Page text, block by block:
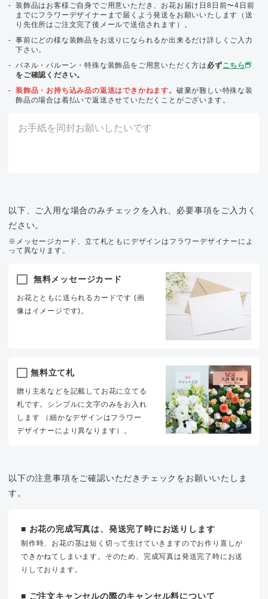
装飾品はお客様ご自身でご用意いただき、お花お届け日8日前〜4日前
までにフラワーデザイナーまで届くよう発送をお願いいたします（送
り先住所はご注文完了後メールで送信されます）。
事前にどの様な装飾品をお送りになられるか出来るだけ詳しくご入力
下さい。
パネル・バルーン・特殊な装飾品をご用意いただく方は 必ずこちら
をご確認ください。
装飾品・お持ち込み品の返送はできかねます。 破棄が難しい特殊な装
飾品の場合は着払いで返送させていただくことがございます。
以下、ご入用な場合のみチェックを入れ、必要事項をご入力く
ださい。
※メッセージカード、立て札ともにデザインはフラワーデザイナーによ
って異なります。
無料メッセージカード
お花とともに送られるカードです (画
像はイメージです)。
無料立て札
贈り主名などを記載してお花に立てる
札です。シンプルに文字のみをお入れ
します （細かなデザインはフラワー
デザイナーにより異なります）。
以下の注意事項をご確認いただきチェックをお願いいたしま
す。
■ お花の完成写真は、発送完了時にお送りします
制作時、お花の茎は短く切って生けていきますのでお作り直しが
できかねてしまいます。そのため、完成写真は発送完了時にお送
りしております。
■ ご注文キャンセルの際のキャンセル料について